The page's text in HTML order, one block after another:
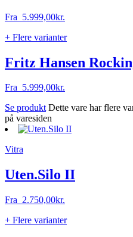
Fra 5.999,00kr.
+ Flere varianter
Fritz Hansen
Fra 5.999,00kr.
Se produkt Dette vare har flere
på varesiden
Vitra
Uten.Silo II
Fra 2.750,00kr.
+ Flere varianter